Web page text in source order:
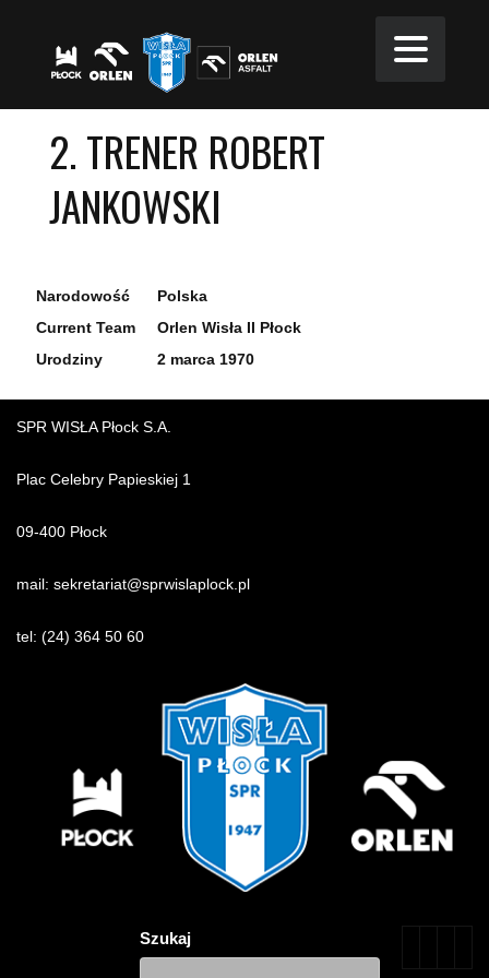
2. TRENER ROBERT
JANKOWSKI
Narodowość
Polska
Current Team
Orlen Wisła II Płock
Urodziny
2 marca 1970
SPR WISŁA Płock S.A.
Plac Celebry Papieskiej 1
09-400 Płock
mail: sekretariat@sprwislaplock.pl
tel: (24) 364 50 60
Szukaj